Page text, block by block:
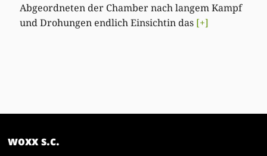
Abgeordneten der Chamber nach langem Kampf
und Drohungen endlich Einsichtin das [+]
woxx s.c.